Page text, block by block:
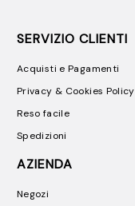
SERVIZIO CLIENTI
Acquisti e Pagamenti
Privacy & Cookies Policy
Reso facile
Spedizioni
AZIENDA
Negozi